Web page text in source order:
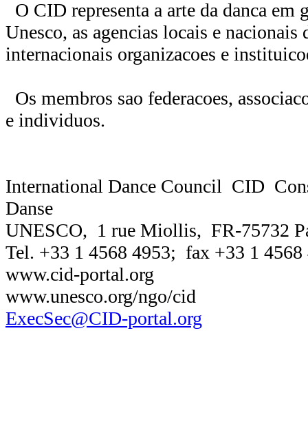
O CID representa a arte da danca em
Unesco, as agencias locais e nacionais
internacionais organizacoes e
Os membros sao federacoes,
e individuos.
International Dance Council CID
Danse
UNESCO, 1 rue Miollis, FR-75732
Tel. +33 1 4568 4953; fax +33 1 4568
www.cid-portal.org
www.unesco.org/ngo/cid
ExecSec@CID-portal.org